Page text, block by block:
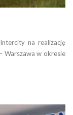
na realizację
Warszawa w okresie